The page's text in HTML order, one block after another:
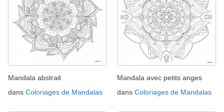
Mandala abstrait
dans Coloriages de Mandalas
Mandala avec petits anges
dans Coloriages de Mandalas